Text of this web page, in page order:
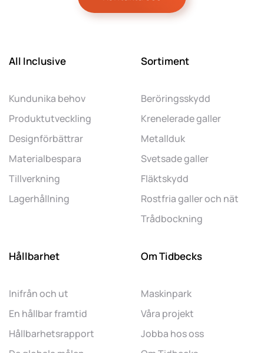
All Inclusive
Kundunika behov
Produktutveckling
Designförbättrar
Materialbespara
Tillverkning
Lagerhållning
Sortiment
Beröringsskydd
Krenelerade galler
Metallduk
Svetsade galler
Fläktskydd
Rostfria galler och nät
Trådbockning
Hållbarhet
Inifrån och ut
En hållbar framtid
Hållbarhetsrapport
Om Tidbecks
Maskinpark
Våra projekt
Jobba hos oss